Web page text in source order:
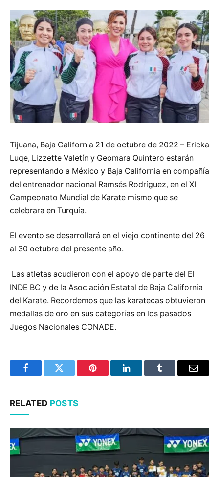
Tijuana, Baja California 21 de octubre de 2022 – Ericka
Luqe, Lizzette Valetín y Geomara Quintero estarán
representando a México y Baja California en compañía
del entrenador nacional Ramsés Rodríguez, en el XII
Campeonato Mundial de Karate mismo que se
celebrara en Turquía.
El evento se desarrollará en el viejo continente del 26
al 30 octubre del presente año.
Las atletas acudieron con el apoyo de parte del El
INDE BC y de la Asociación Estatal de Baja California
del Karate. Recordemos que las karatecas obtuvieron
medallas de oro en sus categorías en los pasados
Juegos Nacionales CONADE.
FacebookTwitter Pinterest LinkedInTumblr Email
RELATED POSTS